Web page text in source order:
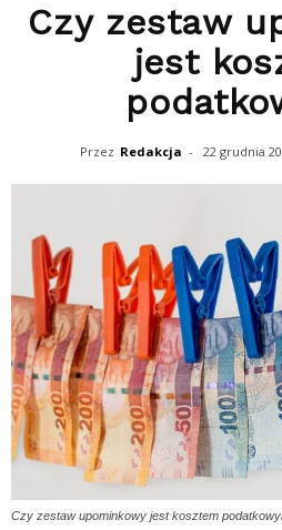
Czy zestaw
jest
Przez Redakcja - 22 grudnia
Czy zestaw upominkowy jest kosztem